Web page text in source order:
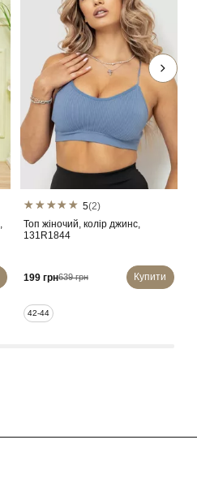
5(2)
Топ жіночий, колір джинс,
131R1844
199 грн639 грн Купити
42-44